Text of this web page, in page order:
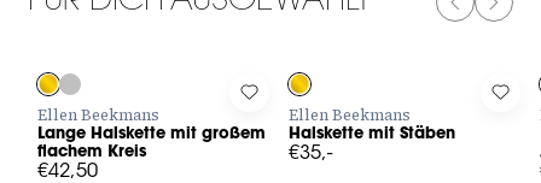
in to add Lange Halskette mit großem flachem Kreis to
Ellen Beekmans
Lange Halskette mit großem
flachem Kreis
€42,50
Log in to add Halskette mit
Ellen Beekmans
Halskette mit Stäben
€35,-
Log